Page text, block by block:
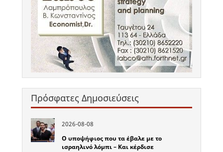
Πρόσφατες Δημοσιεύσεις
2026-08-08
Ο υποψήφιος που τα έβαλε με το
ισραηλινό λόμπι – Και κέρδισε